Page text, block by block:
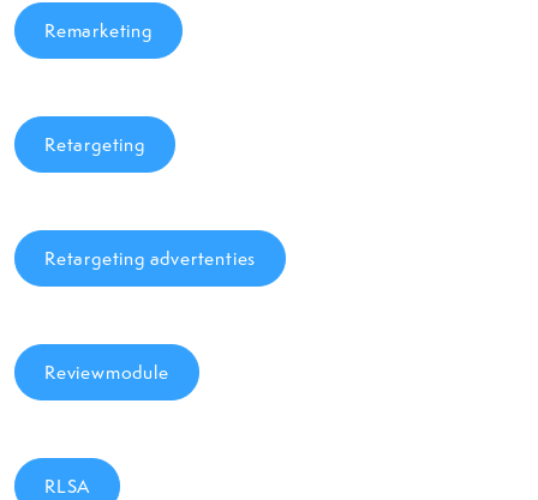
Remarketing
Retargeting
Retargeting advertenties
Reviewmodule
RLSA